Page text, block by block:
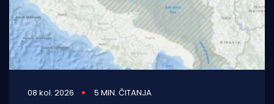
08 kol. 2026 5 MIN. ČITANJA